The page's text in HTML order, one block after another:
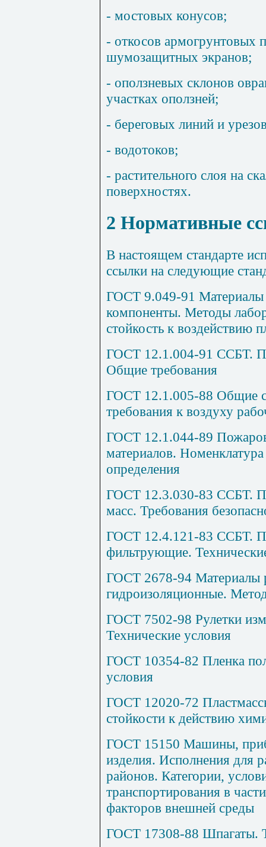
- мостовых конусов;
- откосов армогрунтовых
шумозащитных экранов;
- оползневых склонов
участках оползней;
- береговых линий и
- водотоков;
- растительного слоя на
поверхностях.
2 Нормативные
В настоящем стандарте
ссылки на следующие
ГОСТ 9.049-91
компоненты. Методы
стойкость к воздействию
ГОСТ 12.1.004-91 ССБТ.
Общие требования
ГОСТ 12.1.005-88 Общие
требования к воздуху
ГОСТ 12.1.044-89
материалов.
определения
ГОСТ 12.3.030-83 ССБТ.
масс. Требования
ГОСТ 12.4.121-83 ССБТ.
фильтрующие.
ГОСТ 2678-94 Материалы
гидроизоляционные.
ГОСТ 7502-98 Рулетки
Технические условия
ГОСТ 10354-82 Пленка
условия
ГОСТ 12020-72
стойкости к действию
ГОСТ 15150 Машины,
изделия. Исполнения для
районов. Категории,
транспортирования в
факторов внешней среды
ГОСТ 17308-88 Шпагаты.